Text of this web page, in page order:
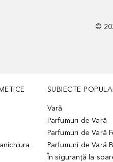
©
SUBIECTE
Vară
Parfumuri de Vară
Parfumuri de Vară
Parfumuri de Vară
În siguranță la